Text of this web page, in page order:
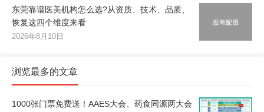
东莞靠谱医美机构怎么选?从资质、技术、品质、
恢复这四个维度来看
2026年8月10日
浏览最多的文章
1000张门票免费送！AAES大会、药食同源两大会